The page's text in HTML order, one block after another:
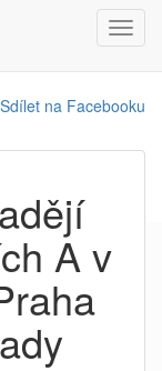
Sdílet na Facebooku
A v